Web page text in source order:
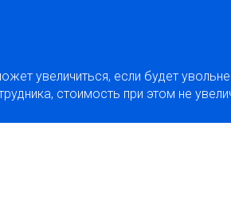
увеличиться, если будет
стоимость при этом не